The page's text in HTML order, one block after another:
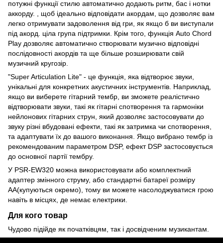
потужні функції стилю автоматично додають ритм, бас і нотки
аккорду. , щоб ідеально відповідати акордам, що дозволяє вам
легко отримувати задоволення від гри, як якщо б ви виступали
під акорд. ціла група підтримки. Крім того, функція Auto Chord
Play дозволяє автоматично створювати музично відповідні
послідовності акордів та ще більше розширювати свій
музичний кругозір.
"Super Articulation Lite" - це функція, яка відтворює звуки,
унікальні для конкретних акустичних інструментів. Наприклад,
якщо ви виберете гітарний тембр, ви зможете реалістично
відтворювати звуки, такі як гітарні спотворення та гармоніки
нейлонових гітарних струн, який дозволяє застосовувати до
звуку різні вбудовані ефекти, такі як затримка чи спотворення,
та адаптувати їх до вашого виконання. Якщо вибрано тембр із
рекомендованим параметром DSP, ефект DSP застосовується
до основної партії тембру.
У PSR-EW320 можна використовувати або комплектний
адаптер змінного струму, або стандартні батареї розміру
AA(купуються окремо), тому ви можете насолоджуватися грою
навіть в місцях, де немає електрики.
Для кого товар
Чудово підійде як початківцям, так і досвідченим музикантам.